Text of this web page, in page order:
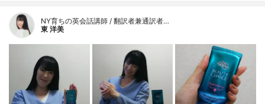
NY育ちの英会話講師 / 翻訳者兼通訳者…
東 洋美